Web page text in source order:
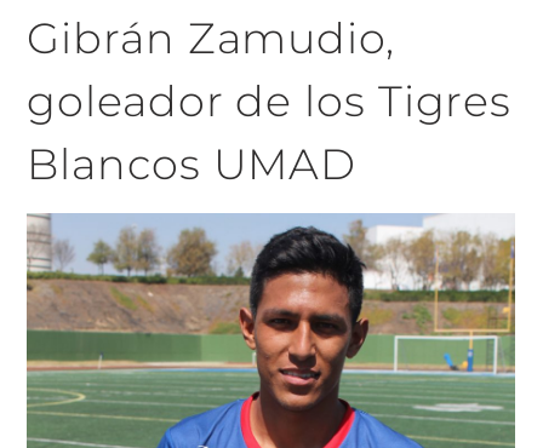
Gibrán Zamudio,
goleador de los Tigres
Blancos UMAD